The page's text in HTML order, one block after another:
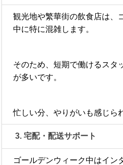
観光地や繁華街の飲食店は、
中に特に混雑します。
そのため、短期で働けるスタ
が多いです。
忙しい分、やりがいも感じら
3. 宅配・配送サポート
ゴールデンウィーク中はイン